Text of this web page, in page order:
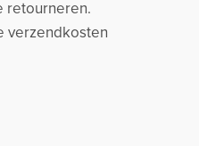
retourneren.
verzendkosten